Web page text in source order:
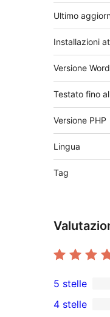
Ultimo
Installazioni
Versione
Testato fino
Versione PHP
Lingua
Tag
1
5-
5 stelle
4 stelle